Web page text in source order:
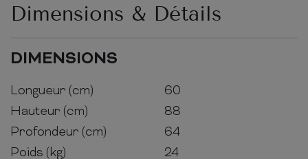
Dimensions & Détails
DIMENSIONS
Longueur (cm)
60
Hauteur (cm)
88
Profondeur (cm)
64
Poids (kg)
24